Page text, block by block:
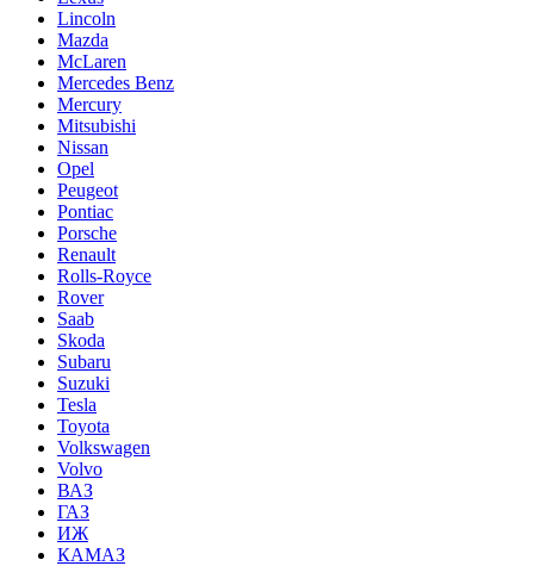
Lincoln
Mazda
McLaren
Mercedes Benz
Mercury
Mitsubishi
Nissan
Opel
Peugeot
Pontiac
Porsche
Renault
Rolls-Royce
Rover
Saab
Skoda
Subaru
Suzuki
Tesla
Toyota
Volkswagen
Volvo
ВАЗ
ГАЗ
ИЖ
КАМАЗ